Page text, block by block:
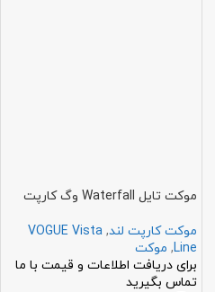
موکت تایل Waterfall وگ کارپت
موکت کارپت لند,
VOGUE Vista
Line
, موکت
برای دریافت اطلاعات و قیمت با ما
تماس بگیرید